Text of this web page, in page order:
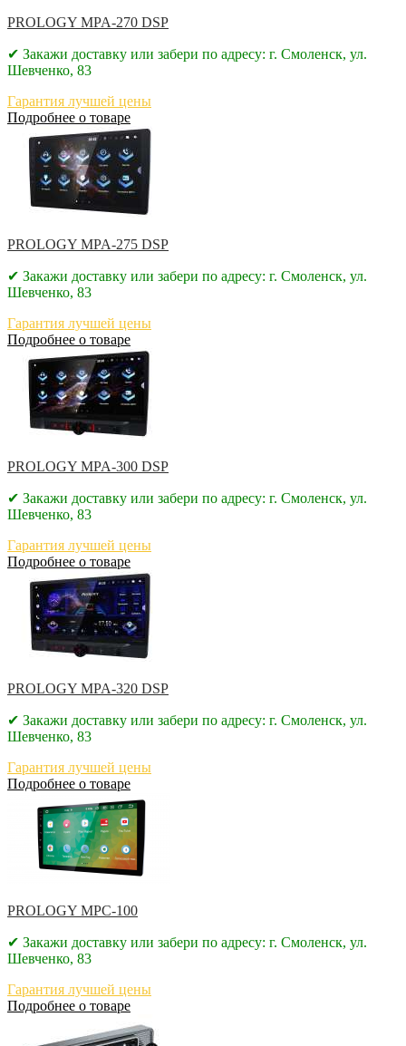
PROLOGY MPA-270 DSP
✔ Закажи доставку или забери по адресу: г. Смоленск, ул.
Шевченко, 83
Гарантия лучшей цены
Подробнее о товаре
PROLOGY MPA-275 DSP
✔ Закажи доставку или забери по адресу: г. Смоленск, ул.
Шевченко, 83
Гарантия лучшей цены
Подробнее о товаре
PROLOGY MPA-300 DSP
✔ Закажи доставку или забери по адресу: г. Смоленск, ул.
Шевченко, 83
Гарантия лучшей цены
Подробнее о товаре
PROLOGY MPA-320 DSP
✔ Закажи доставку или забери по адресу: г. Смоленск, ул.
Шевченко, 83
Гарантия лучшей цены
Подробнее о товаре
PROLOGY MPC-100
✔ Закажи доставку или забери по адресу: г. Смоленск, ул.
Шевченко, 83
Гарантия лучшей цены
Подробнее о товаре